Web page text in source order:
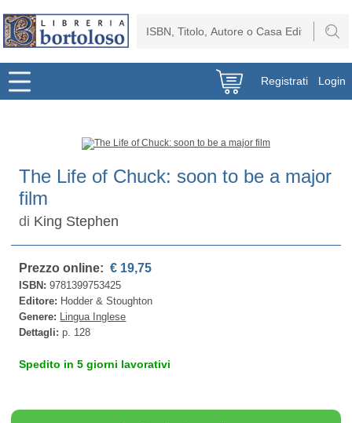
Registrati Login
The Life of Chuck: soon to be a major
film
di King Stephen
Prezzo online: € 19,75
ISBN:9781399753425
Editore: Hodder & Stoughton
Genere: Lingua Inglese
Dettagli:p. 128
Spedito in 5 giorni lavorativi